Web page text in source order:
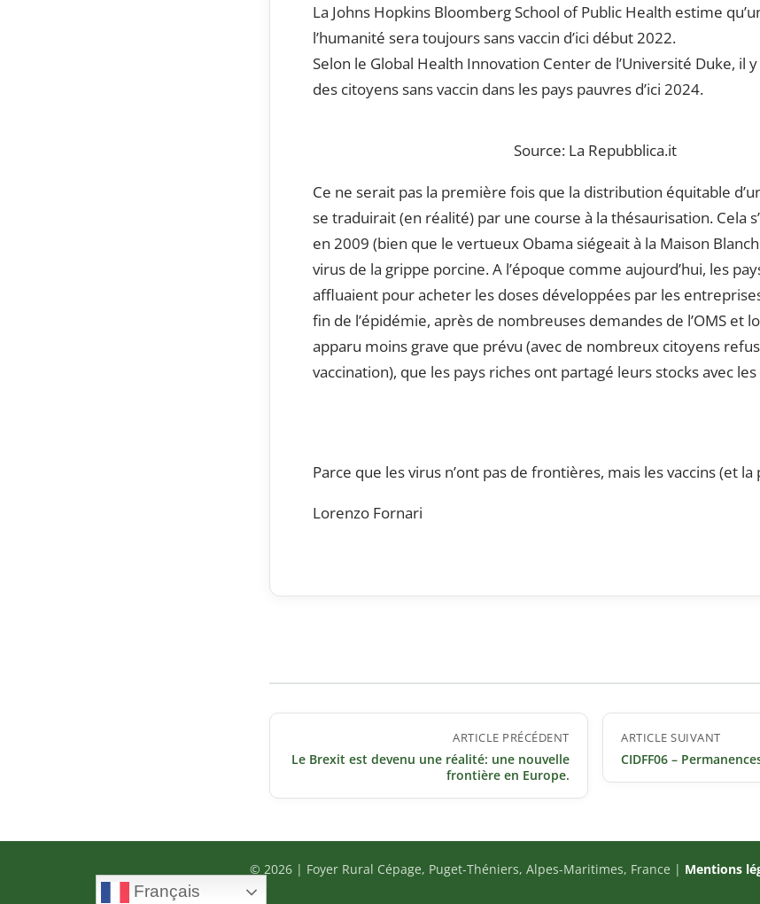
La Johns Hopkins Bloomberg School of Public Health estime
l’humanité sera toujours sans vaccin d’ici début 2022.
Selon le Global Health Innovation Center de l’Université Duke, il
des citoyens sans vaccin dans les pays pauvres d’ici 2024.
Source: La Repubblica.it
Ce ne serait pas la première fois que la distribution équitable
se traduirait (en réalité) par une course à la thésaurisation. Cela
en 2009 (bien que le vertueux Obama siégeait à la Maison
virus de la grippe porcine. A l’époque comme aujourd’hui, les
affluaient pour acheter les doses développées par les entreprises.
fin de l’épidémie, après de nombreuses demandes de l’OMS et
apparu moins grave que prévu (avec de nombreux citoyens
vaccination), que les pays riches ont partagé leurs stocks avec
Parce que les virus n’ont pas de frontières, mais les vaccins (et
Lorenzo Fornari
Navigation
l’article
ARTICLE PRÉCÉDENT
Le Brexit est devenu une réalité: une nouvelle
frontière en Europe.
ARTICLE SUIVANT
CIDFF06 –
© 2026 | Foyer Rural Cépage, Puget-Théniers, Alpes-Maritimes, France | Mentions
Français